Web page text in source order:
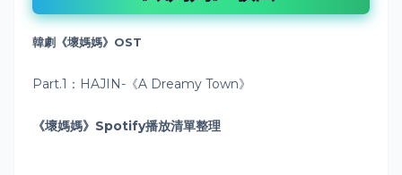
韓劇《壞媽媽》 OST
Part.1：HAJIN-《A Dreamy Town》
《壞媽媽》Spotify播放清單整理